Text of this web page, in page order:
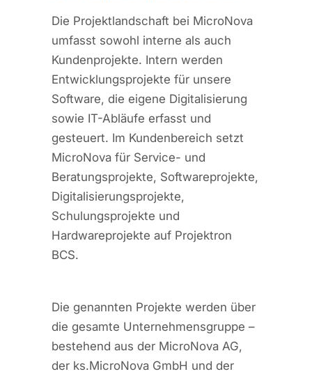
Die Projektlandschaft bei ­MicroNova
umfasst sowohl interne als auch
Kundenprojekte. Intern werden
Entwicklungsprojekte für unsere
Software, die eigene Digitalisierung
sowie IT-Abläufe erfasst und
gesteuert. Im Kundenbereich setzt
MicroNova für Service- und
Beratungsprojekte, Softwareprojekte,
Digitalisierungsprojekte,
Schulungsprojekte und
Hardwareprojekte auf Projektron
BCS.
Die genannten Projekte werden über
die gesamte Unternehmensgruppe –
bestehend aus der MicroNova AG,
der ks.MicroNova GmbH und der